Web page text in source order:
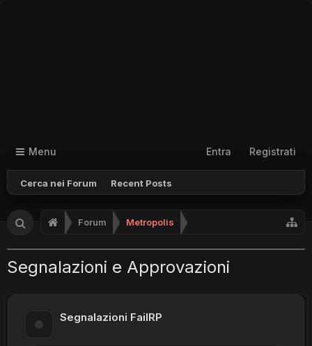
Menu
Cerca nei Forum Recent Posts
Entra Registrati
Forum Metropolis
Segnalazioni e Approvazioni
Segnalazioni FailRP